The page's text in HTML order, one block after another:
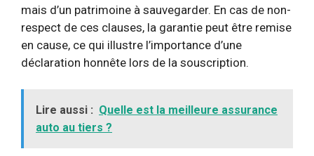
mais d’un patrimoine à sauvegarder. En cas de non-
respect de ces clauses, la garantie peut être remise
en cause, ce qui illustre l’importance d’une
déclaration honnête lors de la souscription.
Lire aussi : Quelle est la meilleure assurance
auto au tiers ?